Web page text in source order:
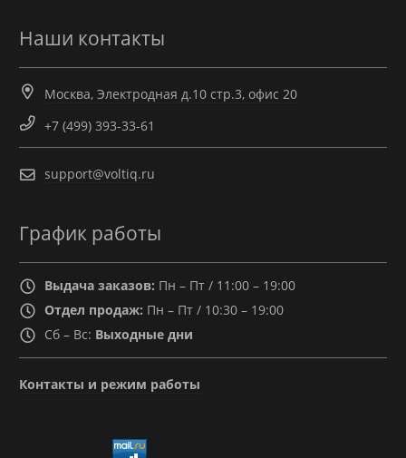
Наши контакты
Москва, Электродная д.10 стр.3, офис 20
+7 (499) 393-33-61
support@voltiq.ru
График работы
Выдача заказов: Пн – Пт / 11:00 – 19:00
Отдел продаж: Пн – Пт / 10:30 – 19:00
Сб – Вс: Выходные дни
Контакты и режим работы